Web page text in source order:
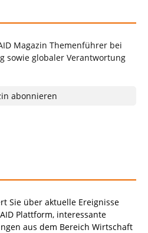
abonnieren
Sie über aktuelle Ereignisse
Plattform, interessante
aus dem Bereich Wirtschaft